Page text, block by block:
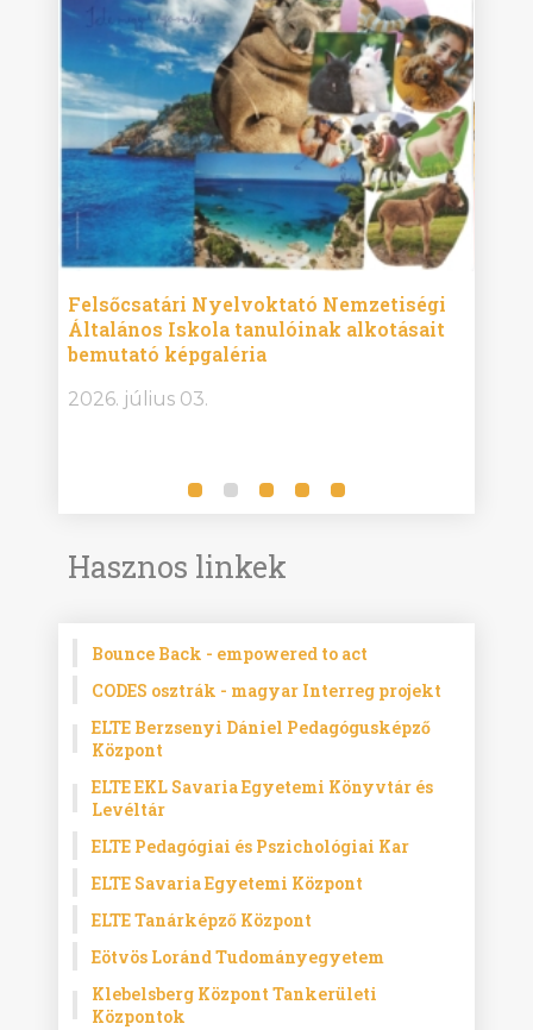
Felsőcsatári Nyelvoktató Nemzetiségi
Általános Iskola tanulóinak alkotásait
bemutató képgaléria
2026. július 03.
Hasznos linkek
Bounce Back - empowered to act
CODES osztrák - magyar Interreg projekt
ELTE Berzsenyi Dániel Pedagógusképző
Központ
ELTE EKL Savaria Egyetemi Könyvtár és
Levéltár
ELTE Pedagógiai és Pszichológiai Kar
ELTE Savaria Egyetemi Központ
ELTE Tanárképző Központ
Eötvös Loránd Tudományegyetem
Klebelsberg Központ Tankerületi
Központok